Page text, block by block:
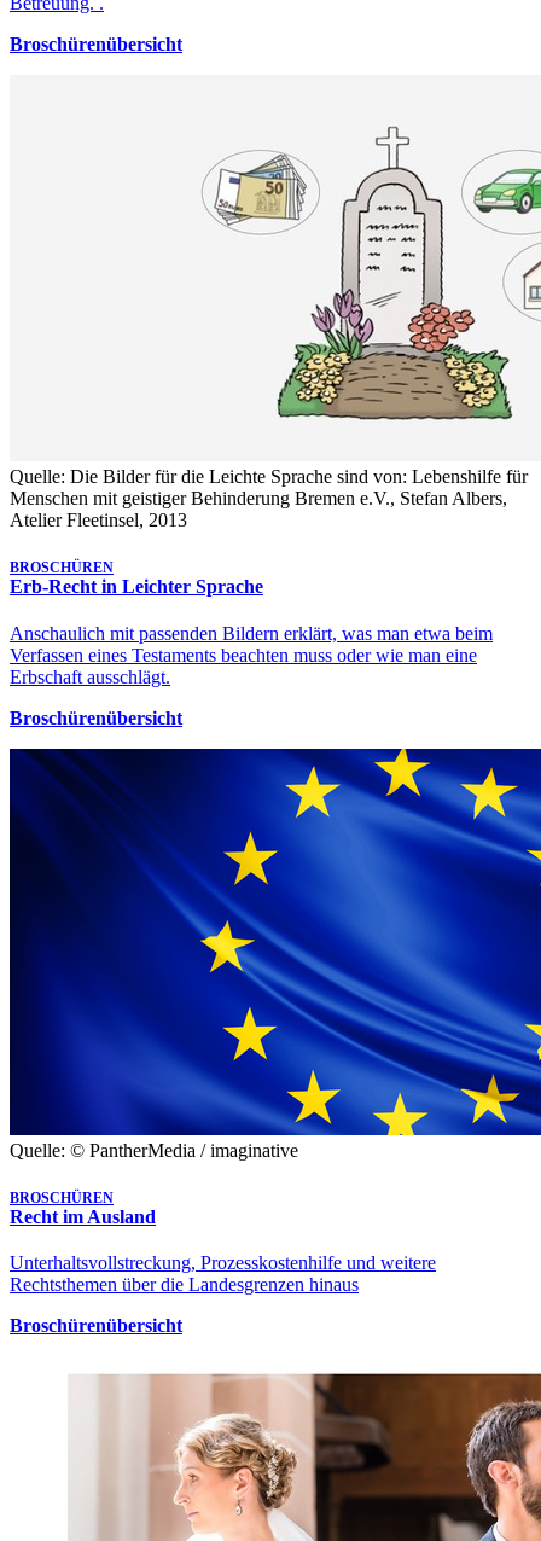
Broschürenübersicht
Quelle: Die Bilder für die Leichte Sprache sind von: Lebenshilfe für
Menschen mit geistiger Behinderung Bremen e.V., Stefan Albers,
Atelier Fleetinsel, 2013
BROSCHÜREN
Erb-Recht in Leichter Sprache
Anschaulich mit passenden Bildern erklärt, was man etwa beim
Verfassen eines Testaments beachten muss oder wie man eine
Erbschaft ausschlägt.
Broschürenübersicht
Quelle: © PantherMedia / imaginative
BROSCHÜREN
Recht im Ausland
Unterhaltsvollstreckung, Prozesskostenhilfe und weitere
Rechtsthemen über die Landesgrenzen hinaus
Broschürenübersicht